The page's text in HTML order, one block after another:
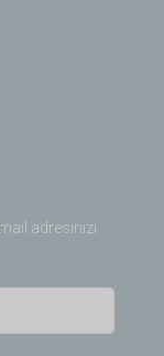
adresinizi